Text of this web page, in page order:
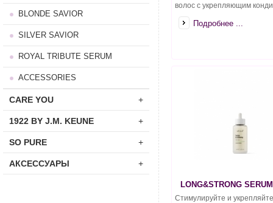
BLONDE SAVIOR
SILVER SAVIOR
ROYAL TRIBUTE SERUM
ACCESSORIES
CARE YOU +
1922 BY J.M. KEUNE +
SO PURE +
АКСЕССУАРЫ +
волос с укрепляющим
Подробнее ...
LONG&STRONG
Стимулируйте и